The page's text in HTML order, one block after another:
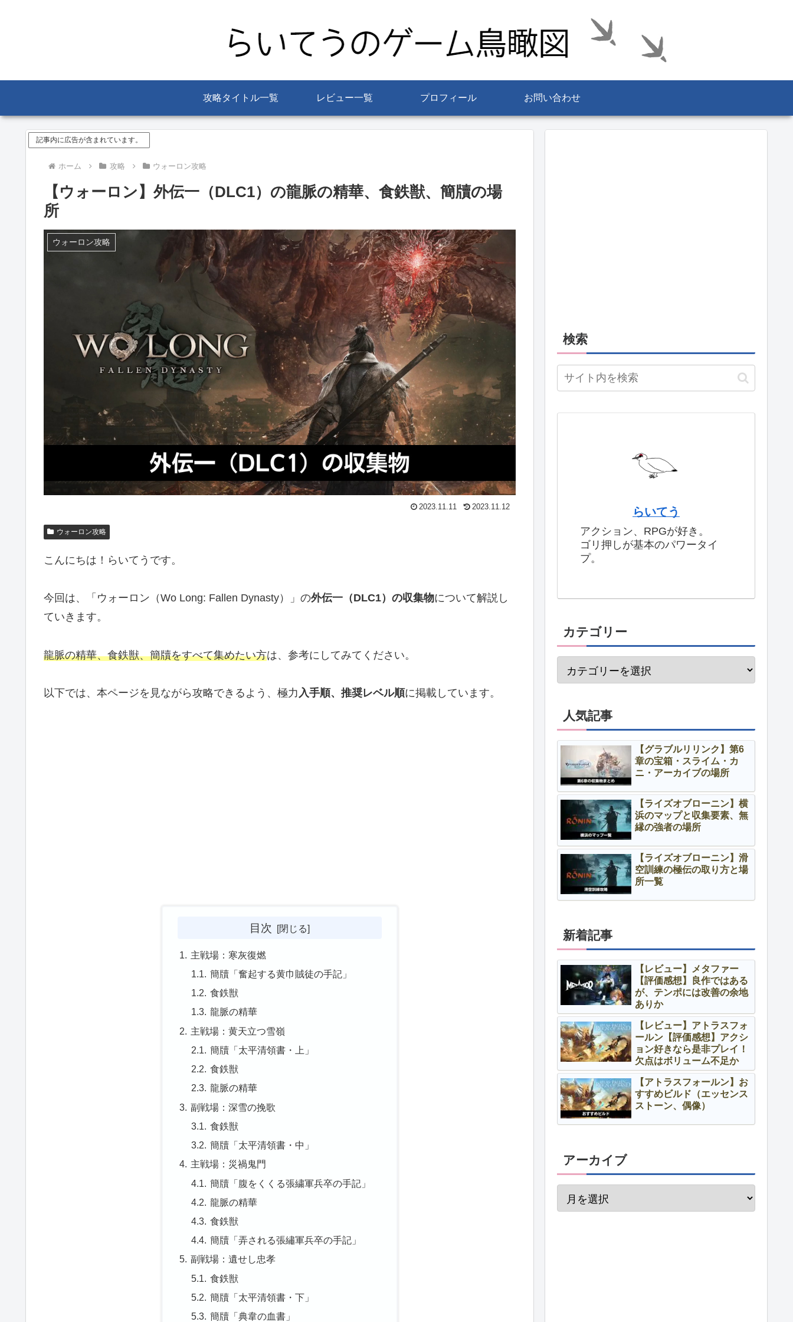
攻略タイトル一覧 レビュー一覧 プロフィール お問い合わせ
記事内に広告が含まれています。
ホーム 攻略 ウォーロン攻略
【ウォーロン】外伝一（DLC1）の龍脈の精華、食鉄獣、簡牘の場
所
ウォーロン攻略
2023.11.11 2023.11.12
ウォーロン攻略
こんにちは！らいてうです。
今回は、「ウォーロン（Wo Long: Fallen Dynasty）」の外伝一（DLC1）の収集物について解説し
ていきます。
龍脈の精華、食鉄獣、簡牘をすべて集めたい方は、参考にしてみてください。
以下では、本ページを見ながら攻略できるよう、極力 入手順、推奨レベル順に掲載しています。
目次
主戦場：寒灰復燃
簡牘「奮起する黄巾賊徒の手記」
食鉄獣
龍脈の精華
主戦場：黄天立つ雪嶺
簡牘「太平清領書・上」
食鉄獣
龍脈の精華
副戦場：深雪の挽歌
食鉄獣
簡牘「太平清領書・中」
主戦場：災禍鬼門
簡牘「腹をくくる張繍軍兵卒の手記」
龍脈の精華
食鉄獣
簡牘「弄される張繡軍兵卒の手記」
副戦場：遺せし忠孝
食鉄獣
簡牘「太平清領書・下」
簡牘「典韋の血書」
検索
らいてう
アクション、RPGが好き。
ゴリ押しが基本のパワータイ
プ。
カテゴリー
人気記事
【グラブルリリンク】第6
章の宝箱・スライム・カ
ニ・アーカイブの場所
【ライズオブローニン】横
浜のマップと収集要素、無
縁の強者の場所
【ライズオブローニン】滑
空訓練の極伝の取り方と場
所一覧
新着記事
【レビュー】メタファー
【評価感想】良作ではある
が、テンポには改善の余地
ありか
【レビュー】アトラスフォ
ールン【評価感想】アクシ
ョン好きなら是非プレイ！
欠点はボリューム不足か
【アトラスフォールン】お
すすめビルド（エッセンス
ストーン、偶像）
アーカイブ